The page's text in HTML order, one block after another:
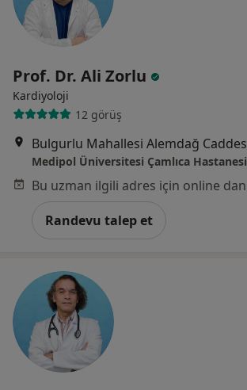
Prof. Dr. Ali Zorlu
Kardiyoloji
12 görüş
Medipol Üniversitesi Çamlıca Hastanesi
Randevu talep et